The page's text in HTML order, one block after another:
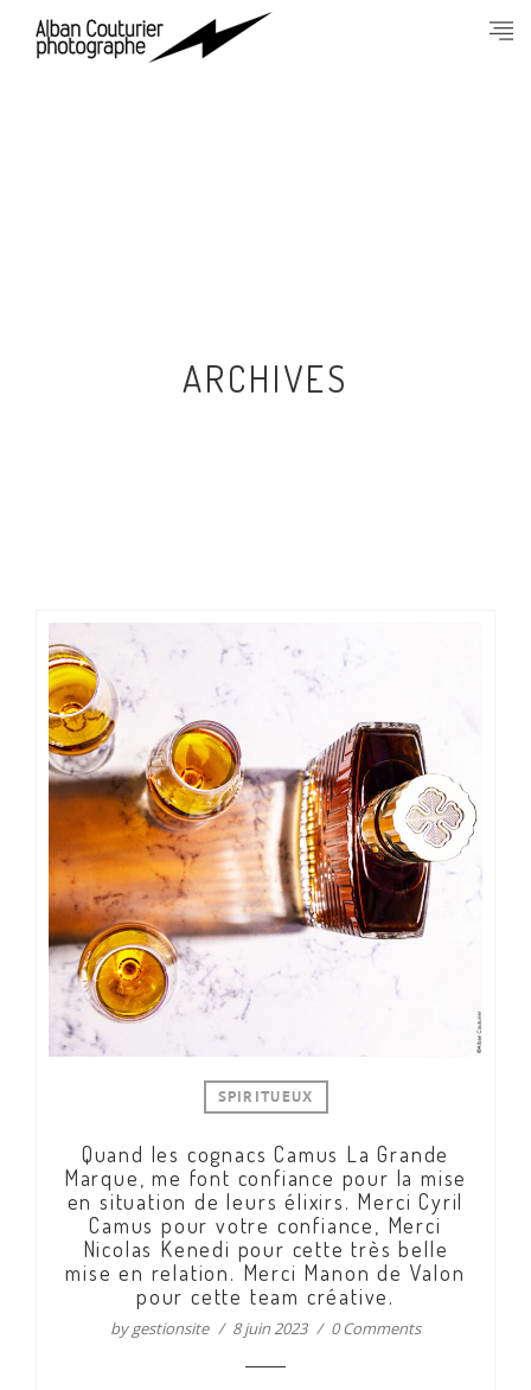
ARCHIVES
SPIRITUEUX
Quand les cognacs Camus La Grande
Marque, me font confiance pour la mise
en situation de leurs élixirs. Merci Cyril
Camus pour votre confiance, Merci
Nicolas Kenedi pour cette très belle
mise en relation. Merci Manon de Valon
pour cette team créative.
bygestionsite 8 juin 2023 0 Comments